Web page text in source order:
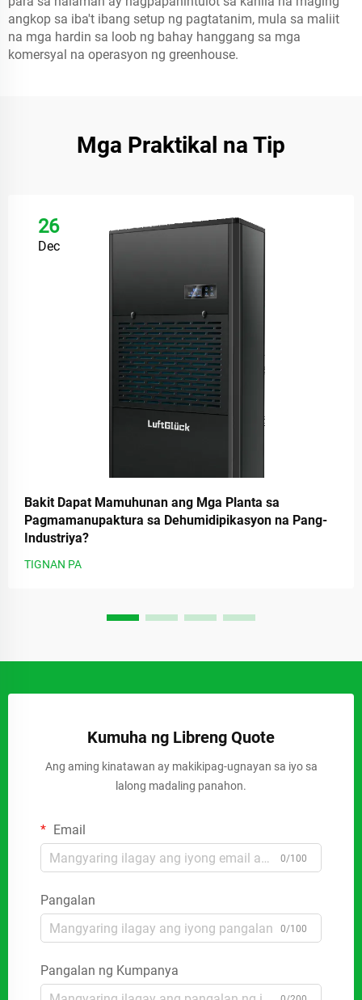
angkop sa iba't ibang setup ng pagtatanim, mula sa maliit
na mga hardin sa loob ng bahay hanggang sa mga
komersyal na operasyon ng greenhouse.
Mga Praktikal na Tip
26
Dec
Bakit Dapat Mamuhunan ang Mga Planta sa
Pagmamanupaktura sa Dehumidipikasyon na Pang-
Industriya?
TIGNAN PA
Kumuha ng Libreng Quote
Ang aming kinatawan ay makikipag-ugnayan sa iyo sa
lalong madaling panahon.
Email
0/100
Pangalan
0/100
Pangalan ng Kumpanya